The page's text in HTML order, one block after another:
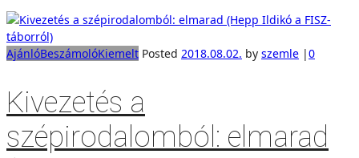
AjánlóBeszámolóKiemelt Posted 2018.08.02. by szemle |0
Kivezetés a
szépirodalomból: elmarad